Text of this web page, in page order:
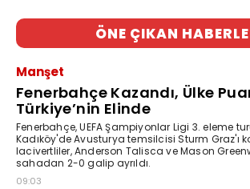
ÖNE ÇIKAN
Manşet
Fenerbahçe Kazandı, Ülke
Türkiye’nin Elinde
Fenerbahçe, UEFA Şampiyonlar Ligi 3. eleme
Kadıköy'de Avusturya temsilcisi Sturm Graz'ı
lacivertliler, Anderson Talisca ve Mason
sahadan 2-0 galip ayrıldı.
09:03